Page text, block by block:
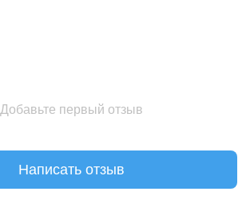
Добавьте первый отзыв
Написать отзыв